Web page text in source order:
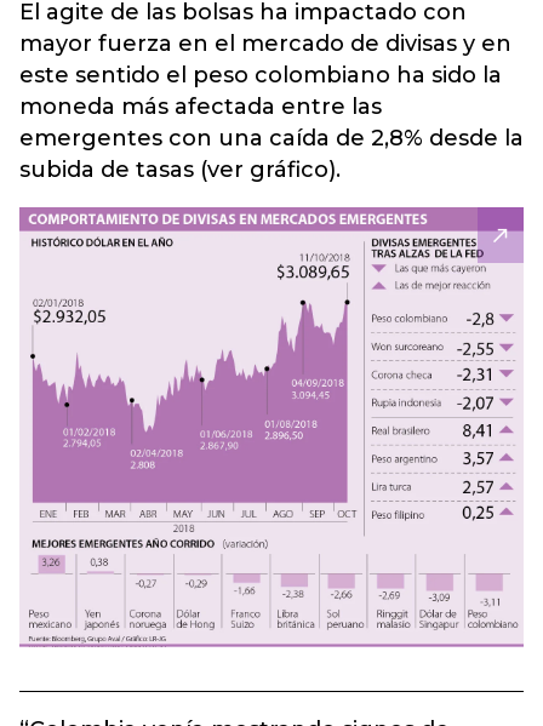
El agite de las bolsas ha impactado con
mayor fuerza en el mercado de divisas y en
este sentido el peso colombiano ha sido la
moneda más afectada entre las
emergentes con una caída de 2,8% desde la
subida de tasas (ver gráfico).